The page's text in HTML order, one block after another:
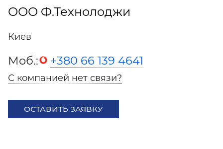
ООО Ф.Технолоджи
Киев
Моб.: +380 66 139 4641
С компанией нет связи?
ОСТАВИТЬ ЗАЯВКУ